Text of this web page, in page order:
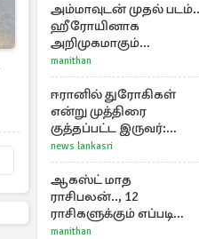
அம்மாவுடன் முதல்
ஹீரோயினாக
அறிமுகமாகும்
ஊர்வசியின் மகள்
தேஜலட்சுமி!
manithan
ஈரானில் துரோகிகள்
என்று முத்திரை
குத்தப்பட்ட இருவர்:
குடியுரிமை அளித்த நாடு
news lankasri
ஆகஸ்ட் மாத
ராசிபலன்.., 12
ராசிகளுக்கும் எப்படி
இருக்கும்?
manithan